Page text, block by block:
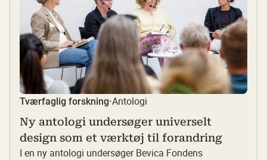
Tværfaglig forskning·Antologi
Ny antologi undersøger universelt
design som et værktøj til forandring
I en ny antologi undersøger Bevica Fondens